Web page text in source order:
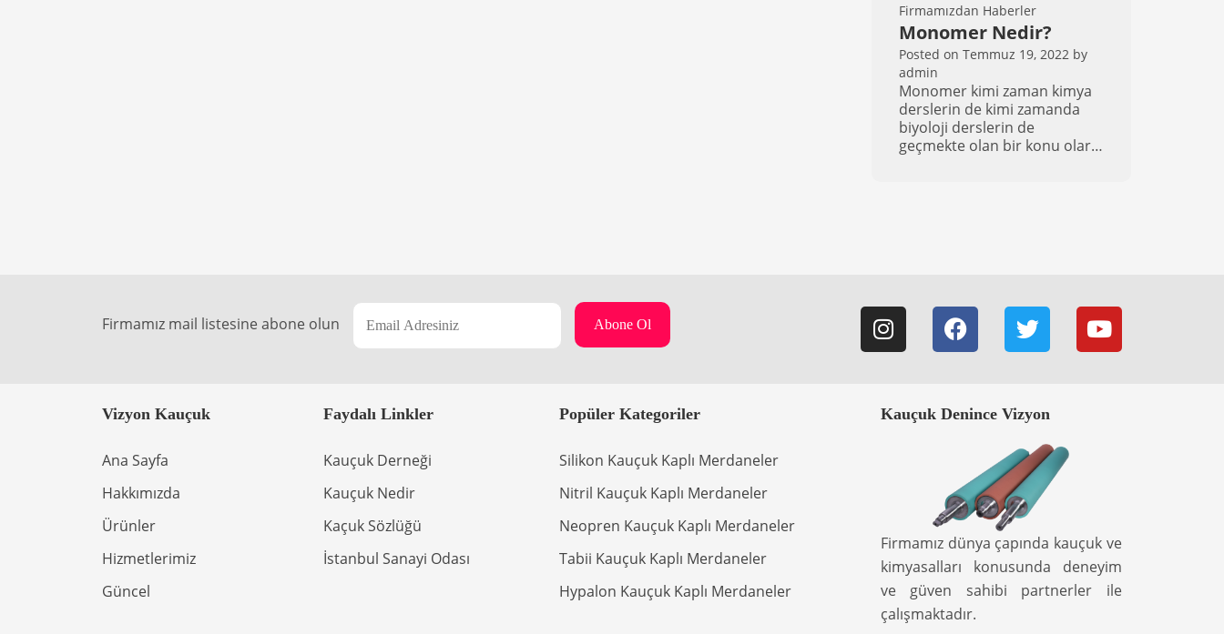
Firmamızdan Haberler
Monomer Nedir?
Posted on Temmuz 19, 2022 by
admin
Monomer kimi zaman kimya
derslerin de kimi zamanda
biyoloji derslerin de
geçmekte olan bir konu olar…
Firmamız mail listesine abone olun
Vizyon Kauçuk
Ana Sayfa
Hakkımızda
Ürünler
Hizmetlerimiz
Güncel
Faydalı Linkler
Kauçuk Derneği
Kauçuk Nedir
Kaçuk Sözlüğü
İstanbul Sanayi Odası
Popüler Kategoriler
Silikon Kauçuk Kaplı Merdaneler
Nitril Kauçuk Kaplı Merdaneler
Neopren Kauçuk Kaplı Merdaneler
Tabii Kauçuk Kaplı Merdaneler
Hypalon Kauçuk Kaplı Merdaneler
Kauçuk Denince Vizyon
Firmamız dünya çapında kauçuk ve
kimyasalları konusunda deneyim
ve güven sahibi partnerler ile
çalışmaktadır.